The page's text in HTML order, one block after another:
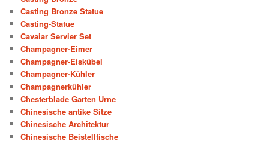
Casting Bronze Statue
Casting-Statue
Cavaiar Servier Set
Champagner-Eimer
Champagner-Eiskübel
Champagner-Kühler
Champagnerkühler
Chesterblade Garten Urne
Chinesische antike Sitze
Chinesische Architektur
Chinesische Beistelltische